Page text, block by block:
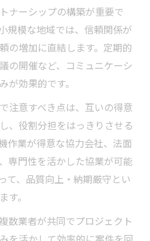
ナーシップの構築が重要で
規模な地域では、信頼関係が
の増加に直結します。定期的
の開催など、コミュニケーシ
が効果的です。
注意すべき点は、互いの得意
、役割分担をはっきりさせる
作業が得意な協力会社、法面
専門性を活かした協業が可能
て、品質向上・納期厳守とい
す。
数業者が共同でプロジェクト